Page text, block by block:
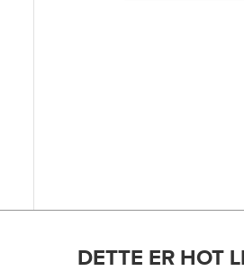
DETTE ER HOT